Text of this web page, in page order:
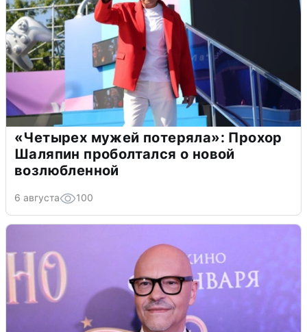
«Четырех мужей потеряла»: Прохор
Шаляпин проболтался о новой
возлюбленной
6 августа 100